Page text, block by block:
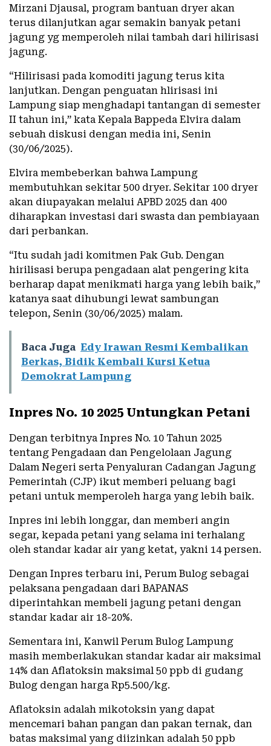
Mirzani Djausal, program bantuan dryer akan
terus dilanjutkan agar semakin banyak petani
jagung yg memperoleh nilai tambah dari hilirisasi
jagung.
“Hilirisasi pada komoditi jagung terus kita
lanjutkan. Dengan penguatan hlirisasi ini
Lampung siap menghadapi tantangan di semester
II tahun ini,” kata Kepala Bappeda Elvira dalam
sebuah diskusi dengan media ini, Senin
(30/06/2025).
Elvira membeberkan bahwa Lampung
membutuhkan sekitar 500 dryer. Sekitar 100 dryer
akan diupayakan melalui APBD 2025 dan 400
diharapkan investasi dari swasta dan pembiayaan
dari perbankan.
“Itu sudah jadi komitmen Pak Gub. Dengan
hirilisasi berupa pengadaan alat pengering kita
berharap dapat menikmati harga yang lebih baik,”
katanya saat dihubungi lewat sambungan
telepon, Senin (30/06/2025) malam.
Baca Juga Edy Irawan Resmi Kembalikan
Berkas, Bidik Kembali Kursi Ketua
Demokrat Lampung
Inpres No. 10 2025 Untungkan Petani
Dengan terbitnya Inpres No. 10 Tahun 2025
tentang Pengadaan dan Pengelolaan Jagung
Dalam Negeri serta Penyaluran Cadangan Jagung
Pemerintah (CJP) ikut memberi peluang bagi
petani untuk memperoleh harga yang lebih baik.
Inpres ini lebih longgar, dan memberi angin
segar, kepada petani yang selama ini terhalang
oleh standar kadar air yang ketat, yakni 14 persen.
Dengan Inpres terbaru ini, Perum Bulog sebagai
pelaksana pengadaan dari BAPANAS
diperintahkan membeli jagung petani dengan
standar kadar air 18-20%.
Sementara ini, Kanwil Perum Bulog Lampung
masih memberlakukan standar kadar air maksimal
14% dan Aflatoksin maksimal 50 ppb di gudang
Bulog dengan harga Rp5.500/kg.
Aflatoksin adalah mikotoksin yang dapat
mencemari bahan pangan dan pakan ternak, dan
batas maksimal yang diizinkan adalah 50 ppb